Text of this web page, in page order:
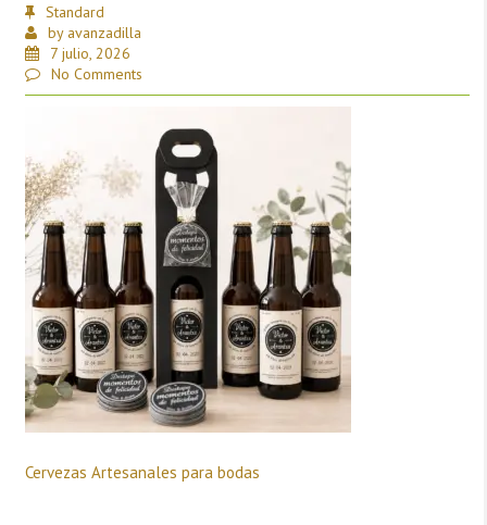
Standard
by avanzadilla
7 julio, 2026
No Comments
Cervezas Artesanales para bodas